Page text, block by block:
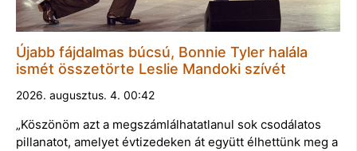
Újabb fájdalmas búcsú, Bonnie Tyler halála
ismét összetörte Leslie Mandoki szívét
2026. augusztus. 4. 00:42
„Köszönöm azt a megszámlálhatatlanul sok csodálatos
pillanatot, amelyet évtizedeken át együtt élhettünk meg a